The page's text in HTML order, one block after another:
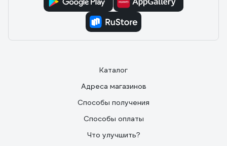
Алексей Е. 26.03.2023
Брал для прокачки тормозов на Ланосе. На штуцер
Каталог
Адреса магазинов
Способы получения
Способы оплаты
Что улучшить?